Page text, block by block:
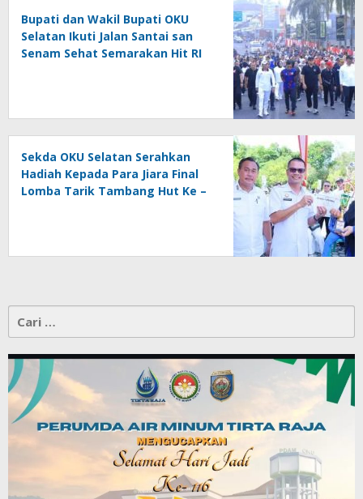
Bupati dan Wakil Bupati OKU
Selatan Ikuti Jalan Santai san
Senam Sehat Semarakan Hit RI
Sekda OKU Selatan Serahkan
Hadiah Kepada Para Jiara Final
Lomba Tarik Tambang Hut Ke –
untuk: